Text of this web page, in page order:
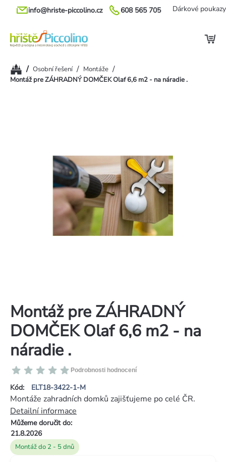
Přejít
608 565 705
info@hriste-piccolino.cz Dárkové poukazy
Domů/ Osobní řešení / Montáže /
Montáž pre ZÁHRADNÝ DOMČEK Olaf 6,6 m2 - na náradie .
Montáž pre ZÁHRADNÝ
DOMČEK Olaf 6,6 m2 - na
náradie .
Kód: ELT18-3422-1-M
Průměrné
hodnocení
produktu
je
0,0
z
5
hvězdiček.
Podrobnosti hodnocení
Montáž do 2 - 5 dnů
Můžeme doručit do:
21.8.2026
Montáže zahradních domků zajišťujeme po celé ČR.
Detailní informace